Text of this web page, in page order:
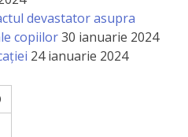
devastator asupra
copiilor30 ianuarie 2024
24 ianuarie 2024